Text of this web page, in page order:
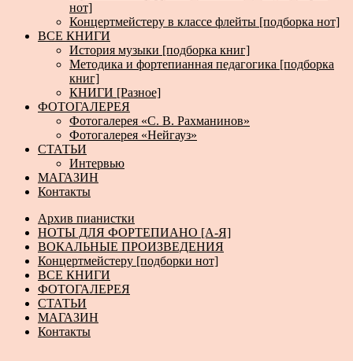
нот]
Концертмейстеру в классе флейты [подборка нот]
ВСЕ КНИГИ
История музыки [подборка книг]
Методика и фортепианная педагогика [подборка
книг]
КНИГИ [Разное]
ФОТОГАЛЕРЕЯ
Фотогалерея «С. В. Рахманинов»
Фотогалерея «Нейгауз»
СТАТЬИ
Интервью
МАГАЗИН
Контакты
Архив пианистки
НОТЫ ДЛЯ ФОРТЕПИАНО [А-Я]
ВОКАЛЬНЫЕ ПРОИЗВЕДЕНИЯ
Концертмейстеру [подборки нот]
ВСЕ КНИГИ
ФОТОГАЛЕРЕЯ
СТАТЬИ
МАГАЗИН
Контакты